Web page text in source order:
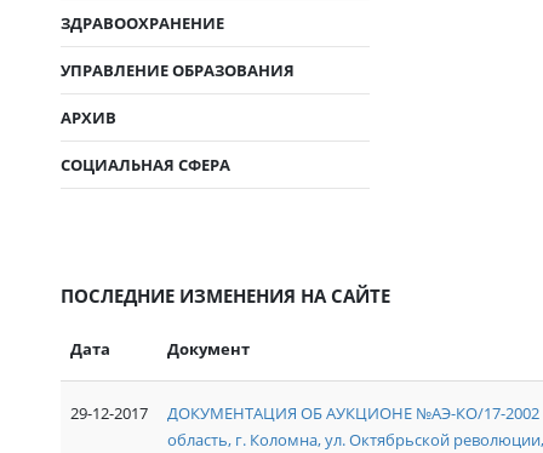
ЗДРАВООХРАНЕНИЕ
УПРАВЛЕНИЕ ОБРАЗОВАНИЯ
АРХИВ
СОЦИАЛЬНАЯ СФЕРА
ПОСЛЕДНИЕ ИЗМЕНЕНИЯ НА САЙТЕ
Дата Документ
29-12-2017
ДОКУМЕНТАЦИЯ ОБ АУКЦИОНЕ №АЭ-КО/17-2002
область, г. Коломна, ул. Октябрьской